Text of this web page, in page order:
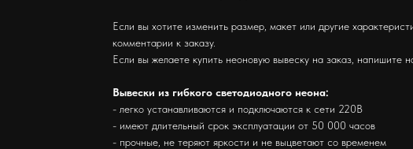
Если вы хотите изменить размер, макет или другие
комментарии к заказу.
Если вы желаете купить неоновую вывеску на заказ, напишите
Вывески из гибкого светодиодного неона:
- легко устанавливаются и подключаются к сети 220В
- имеют длительный срок эксплуатации от 50 000 часов
- прочные, не теряют яркости и не выцветают со временем